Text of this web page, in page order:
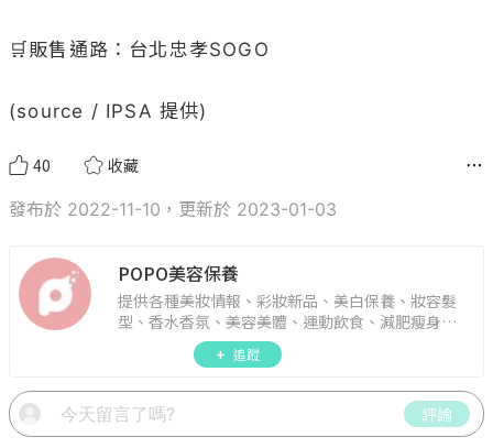
🛒販售通路：台北忠孝SOGO
(source / IPSA 提供)
40 收藏
發布於 2022-11-10，更新於 2023-01-03
POPO美容保養
提供各種美妝情報、彩妝新品、美白保養、妝容髮
型、香水香氛、美容美體、運動飲食、減肥瘦身、
週年慶資訊。
追蹤
評論